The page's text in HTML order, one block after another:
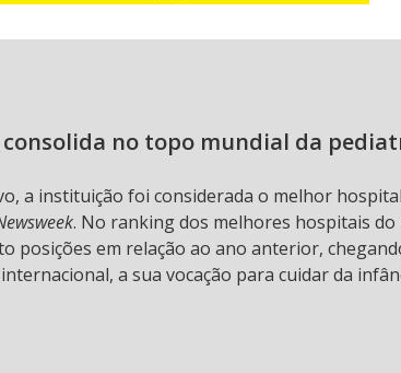
consolida no topo mundial da
a instituição foi considerada o melhor
. No ranking dos melhores hospitais
posições em relação ao ano anterior,
a sua vocação para cuidar da